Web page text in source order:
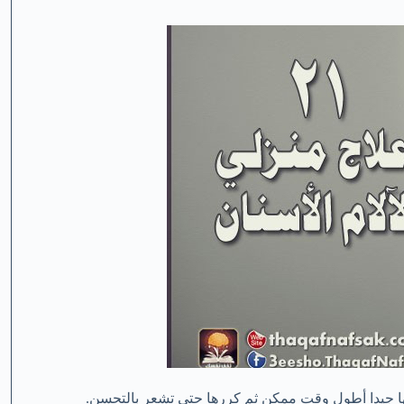
جيدا أطول وقت ممكن ثم كررها حتى تشعر بالتحسن.